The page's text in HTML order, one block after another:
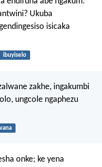
Ukuba
isicaka
ibuyiselo
zakhe, ingakumbi
ungcole ngaphezu
onke; ke yena